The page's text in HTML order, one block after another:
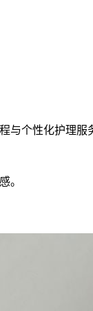
与个性化护理服
。